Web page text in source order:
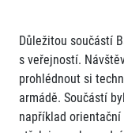
Důležitou součástí
s veřejností.
prohlédnout si
armádě. Součástí
například orientační